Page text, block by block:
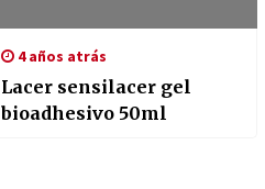
4 años atrás
Lacer sensilacer gel
bioadhesivo 50ml